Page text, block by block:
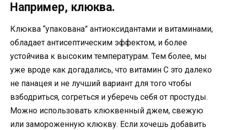
Например, клюква.
Клюква “упакована” антиоксидантами и витаминами,
обладает антисептическим эффектом, и более
устойчива к высоким температурам. Тем более, мы
уже вроде как догадались, что витамин С это далеко
не панацея и не лучший вариант для того чтобы
взбодриться, согреться и уберечь себя от простуды.
Можно использовать клюквенный джем, свежую
или замороженную клюкву. Если хочешь добавить